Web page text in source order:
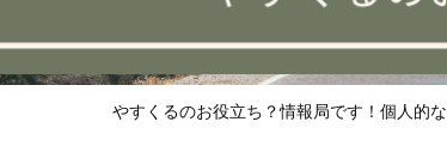
やすくるのお役立ち？情報局です！個人的